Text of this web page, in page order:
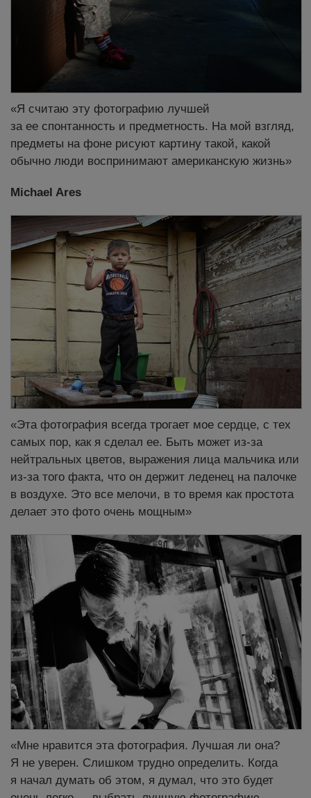
«Я считаю эту фотографию лучшей
за ее спонтанность и предметность. На мой взгляд,
предметы на фоне рисуют картину такой, какой
обычно люди воспринимают американскую жизнь»
Michael Ares
«Эта фотография всегда трогает мое сердце, с тех
самых пор, как я сделал ее. Быть может из-за
нейтральных цветов, выражения лица мальчика или
из-за того факта, что он держит леденец на палочке
в воздухе. Это все мелочи, в то время как простота
делает это фото очень мощным»
«Мне нравится эта фотография. Лучшая ли она?
Я не уверен. Слишком трудно определить. Когда
я начал думать об этом, я думал, что это будет